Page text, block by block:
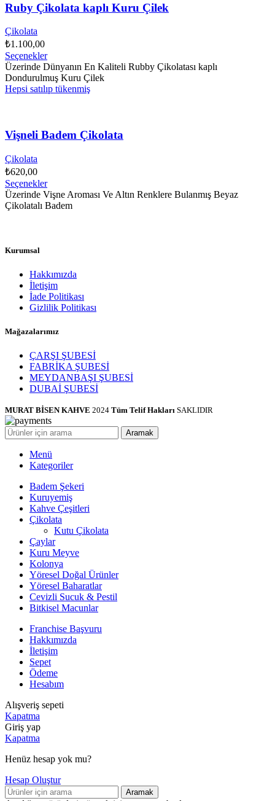
Ruby Çikolata kaplı Kuru Çilek
Çikolata
₺1.100,00
Seçenekler
Üzerinde Dünyanın En Kaliteli Rubby Çikolatası kaplı
Dondurulmuş Kuru Çilek
Hepsi satılıp tükenmiş
Vişneli Badem Çikolata
Çikolata
₺620,00
Seçenekler
Üzerinde Vişne Aroması Ve Altın Renklere Bulanmış Beyaz
Çikolatalı Badem
Kurumsal
Hakkımızda
İletişim
İade Politikası
Gizlilik Politikası
Mağazalarımız
ÇARŞI ŞUBESİ
FABRİKA ŞUBESİ
MEYDANBAŞI ŞUBESİ
DUBAİ ŞUBESİ
MURAT BİSEN KAHVE 2024 Tüm Telif Hakları SAKLIDIR
Aramak
Menü
Kategoriler
Badem Şekeri
Kuruyemiş
Kahve Çeşitleri
Çikolata
Kutu Çikolata
Çaylar
Kuru Meyve
Kolonya
Yöresel Doğal Ürünler
Yöresel Baharatlar
Cevizli Sucuk & Pestil
Bitkisel Macunlar
Franchise Başvuru
Hakkımızda
İletişim
Sepet
Ödeme
Hesabım
Alışveriş sepeti
Kapatma
Giriş yap
Kapatma
Henüz hesap yok mu?
Hesap Oluştur
Aramak